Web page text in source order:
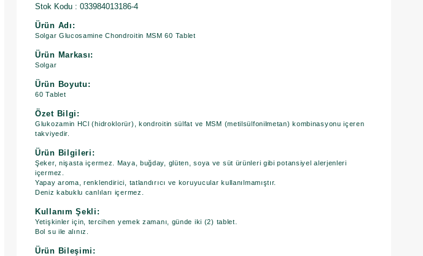
Stok Kodu 033984013186-4
Ürün Adı:
Solgar Glucosamine Chondroitin MSM 60 Tablet
Ürün Markası:
Solgar
Ürün Boyutu:
60 Tablet
Özet Bilgi:
Glukozamin HCl (hidroklorür), kondroitin sülfat ve MSM (metilsülfonilmetan) kombinasyonu içeren
takviyedir.
Ürün Bilgileri:
Şeker, nişasta içermez. Maya, buğday, glüten, soya ve süt ürünleri gibi potansiyel alerjenleri
içermez.
Yapay aroma, renklendirici, tatlandırıcı ve koruyucular kullanılmamıştır.
​Deniz kabuklu canlıları içermez.
Kullanım Şekli:
Yetişkinler için, tercihen yemek zamanı, günde iki (2) tablet.
Bol su ile alınız.
Ürün Bileşimi: